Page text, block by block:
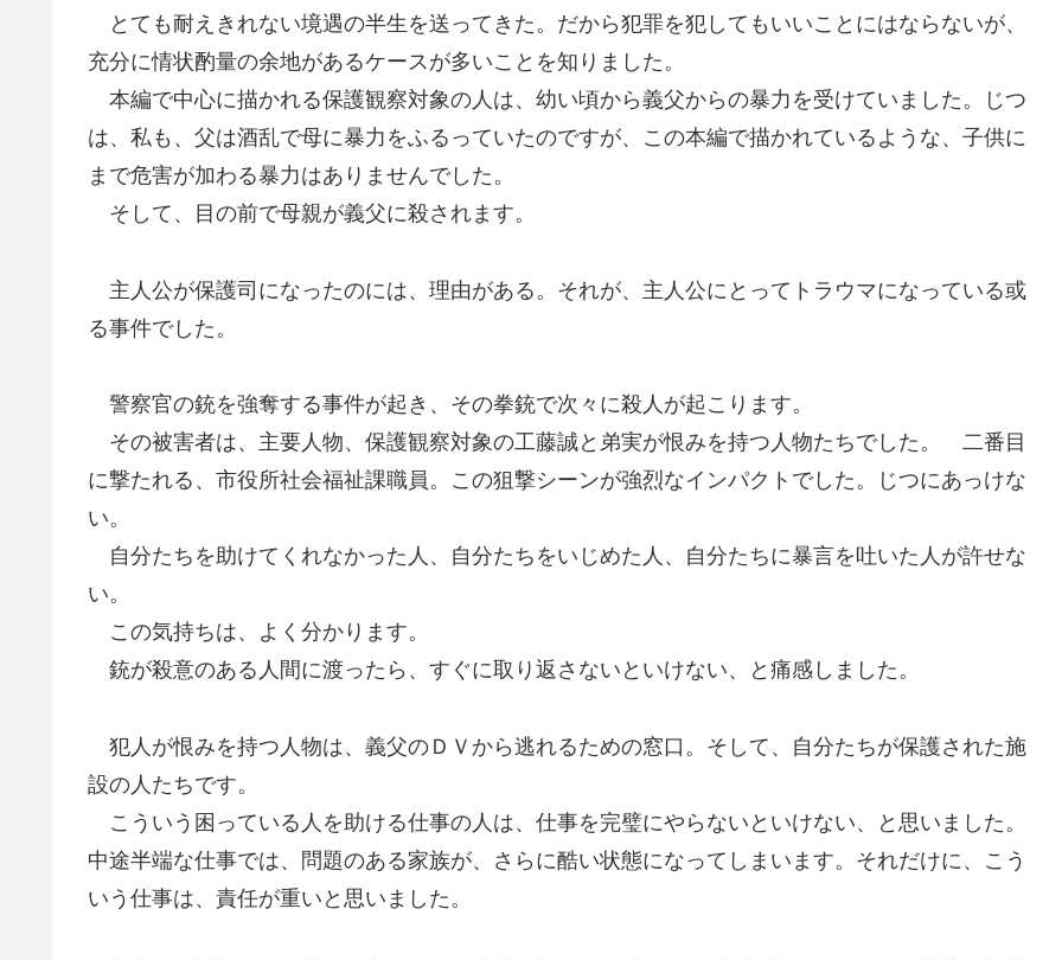
とても耐えきれない境遇の半生を送ってきた。だから犯罪を犯してもいいことにはならないが、
充分に情状酌量の余地があるケースが多いことを知りました。
本編で中心に描かれる保護観察対象の人は、幼い頃から義父からの暴力を受けていました。じつ
は、私も、父は酒乱で母に暴力をふるっていたのですが、この本編で描かれているような、子供に
まで危害が加わる暴力はありませんでした。
そして、目の前で母親が義父に殺されます。
主人公が保護司になったのには、理由がある。それが、主人公にとってトラウマになっている或
る事件でした。
警察官の銃を強奪する事件が起き、その拳銃で次々に殺人が起こります。
その被害者は、主要人物、保護観察対象の工藤誠と弟実が恨みを持つ人物たちでした。 二番目
に撃たれる、市役所社会福祉課職員。この狙撃シーンが強烈なインパクトでした。じつにあっけな
い。
自分たちを助けてくれなかった人、自分たちをいじめた人、自分たちに暴言を吐いた人が許せな
い。
この気持ちは、よく分かります。
銃が殺意のある人間に渡ったら、すぐに取り返さないといけない、と痛感しました。
犯人が恨みを持つ人物は、義父のＤＶから逃れるための窓口。そして、自分たちが保護された施
設の人たちです。
こういう困っている人を助ける仕事の人は、仕事を完璧にやらないといけない、と思いました。
中途半端な仕事では、問題のある家族が、さらに酷い状態になってしまいます。それだけに、こう
いう仕事は、責任が重いと思いました。